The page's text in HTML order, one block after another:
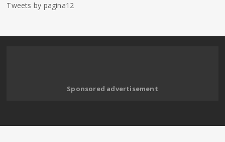
Tweets by pagina12
Sponsored advertisement